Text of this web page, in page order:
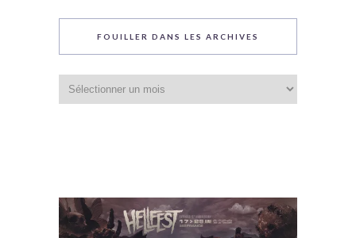
FOUILLER DANS LES ARCHIVES
dans
les